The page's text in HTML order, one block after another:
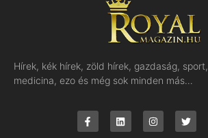
Hírek, kék hírek, zöld hírek, gazdaság,
medicina, ezo és még sok minden más…